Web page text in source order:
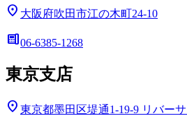
location_on 大阪府吹田市江の木町24-10
deskphone06-6385-1268
東京支店
location_on 東京都墨田区堤通1-19-9 リバー